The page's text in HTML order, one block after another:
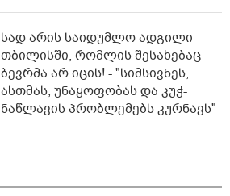
სად არის საიდუმლო ადგილი
თბილისში, რომლის შესახებაც
ბევრმა არ იცის! - "სიმსივნეს,
ასთმას, უნაყოფობას და კუჭ-
ნაწლავის პრობლემებს კურნავს"